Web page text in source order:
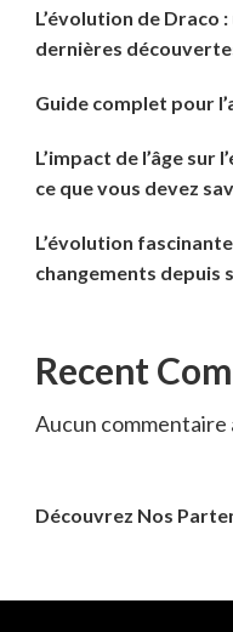
L’évolution de Draco
dernières
Guide complet pour
L’impact de l’âge sur
ce que vous devez
L’évolution
changements depuis
Recent
Aucun commentaire
Découvrez Nos